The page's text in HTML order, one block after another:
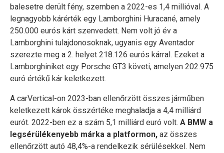
balesetre derült fény, szemben a 2022-es 1,4 millióval. A
legnagyobb kárérték egy Lamborghini Huracané, amely
250.000 eurós kárt szenvedett. Nem volt jó év a
Lamborghini tulajdonosoknak, ugyanis egy Aventador
szerezte meg a 2. helyet 218.126 eurós kárral. Ezeket a
Lamborghiniket egy Porsche GT3 követi, amelyen 202.975
euró értékű kár keletkezett.
A carVertical-on 2023-ban ellenőrzött összes járműben
keletkezett károk összértéke meghaladja a 4,4 milliárd
eurót. 2022-ben ez a szám 5,1 milliárd euró volt. A BMW a
legsérülékenyebb márka a platformon, az összes
ellenőrzött autó 48,4%-a rendelkezik sérülésekkel. Nem